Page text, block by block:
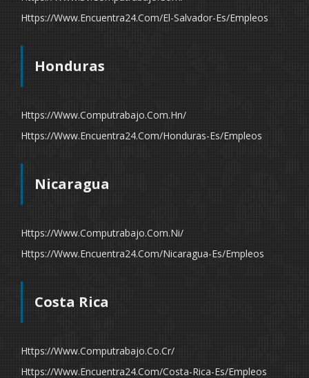
Https://www.encuentra24.com/el-Salvador-Es/empleos
Honduras
Https://www.computrabajo.com.hn/
Https://www.encuentra24.com/honduras-Es/empleos
Nicaragua
Https://www.computrabajo.com.ni/
Https://www.encuentra24.com/nicaragua-Es/empleos
Costa Rica
Https://www.computrabajo.co.cr/
Https://www.encuentra24.com/costa-Rica-Es/empleos